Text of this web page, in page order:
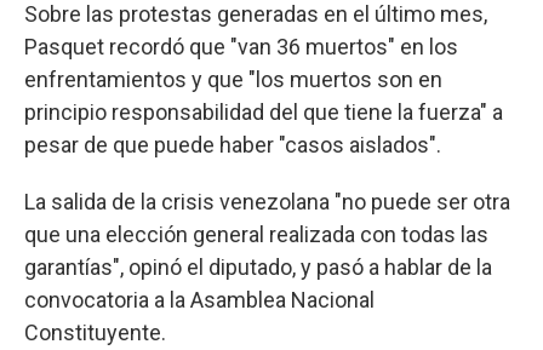
Sobre las protestas generadas en el último mes,
Pasquet recordó que "van 36 muertos" en los
enfrentamientos y que "los muertos son en
principio responsabilidad del que tiene la fuerza" a
pesar de que puede haber "casos aislados".
La salida de la crisis venezolana "no puede ser otra
que una elección general realizada con todas las
garantías", opinó el diputado, y pasó a hablar de la
convocatoria a la Asamblea Nacional
Constituyente.